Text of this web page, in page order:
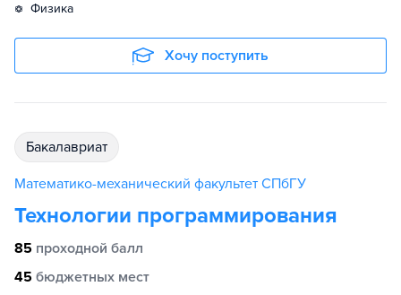
физика
Хочу поступить
бакалавриат
Математико-механический факультет СПбГУ
Технологии программирования
85 проходной балл
45 бюджетных мест